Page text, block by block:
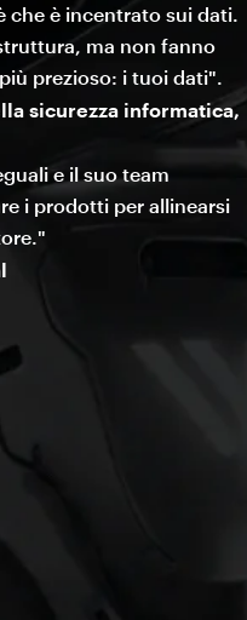
che è incentrato sui dati.
ma non fanno
prezioso: i tuoi dati".
sicurezza informatica,
e il suo team
i prodotti per allinearsi